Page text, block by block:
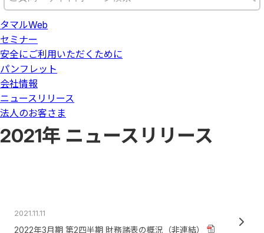
タマルWeb
セミナー
安全にご利用いただくために
パンフレット
会社情報
ニュースリリース
法人のお客さま
2021年 ニュースリリース
2021.11.11
2022年3月期 第2四半期 財務諸表の概況（非連結）